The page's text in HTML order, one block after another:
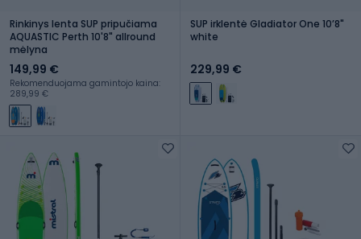
Rinkinys lenta SUP pripučiama
AQUASTIC Perth 10'8" allround
mėlyna
149,99 €
Rekomenduojama gamintojo kaina:
289,99 €
SUP irklentė Gladiator One 10ʼ8"
white
229,99 €